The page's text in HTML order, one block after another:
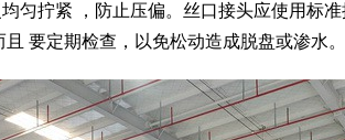
匀拧紧 ，防止压偏。丝口接头应使用标
要定期检查，以免松动造成脱盘或渗水。